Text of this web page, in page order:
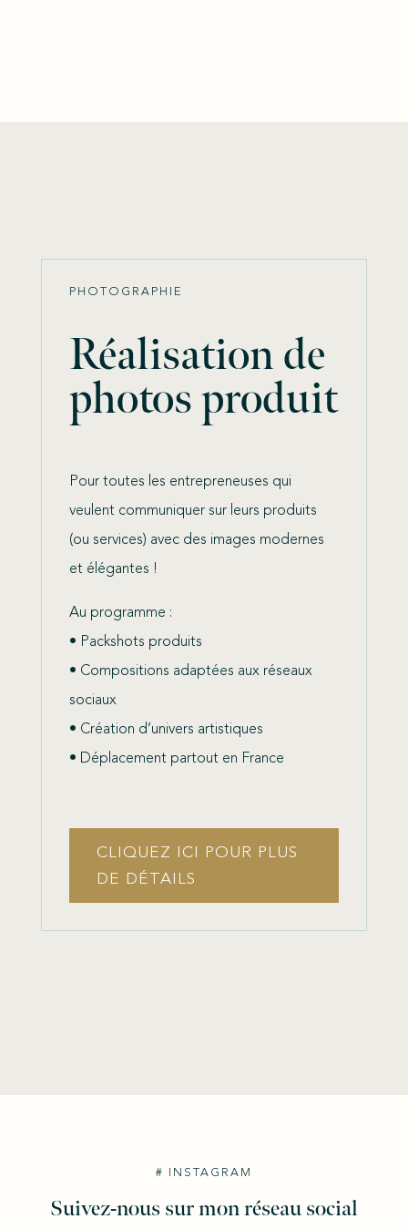
PHOTOGRAPHIE
Réalisation de
photos produit
Pour toutes les entrepreneuses qui
veulent communiquer sur leurs produits
(ou services) avec des images modernes
et élégantes !
Au programme :
• Packshots produits
• Compositions adaptées aux réseaux
sociaux
• Création d’univers artistiques
• Déplacement partout en France
CLIQUEZ ICI POUR PLUS
DE DÉTAILS
# INSTAGRAM
Suivez-nous sur mon réseau social